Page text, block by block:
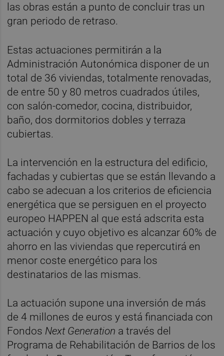
las obras están a punto de concluir tras un
gran periodo de retraso.
Estas actuaciones permitirán a la
Administración Autonómica disponer de un
total de 36 viviendas, totalmente renovadas,
de entre 50 y 80 metros cuadrados útiles,
con salón-comedor, cocina, distribuidor,
baño, dos dormitorios dobles y terraza
cubiertas.
La intervención en la estructura del edificio,
fachadas y cubiertas que se están llevando a
cabo se adecuan a los criterios de eficiencia
energética que se persiguen en el proyecto
europeo HAPPEN al que está adscrita esta
actuación y cuyo objetivo es alcanzar 60% de
ahorro en las viviendas que repercutirá en
menor coste energético para los
destinatarios de las mismas.
La actuación supone una inversión de más
de 4 millones de euros y está financiada con
Fondos Next Generation a través del
Programa de Rehabilitación de Barrios de los